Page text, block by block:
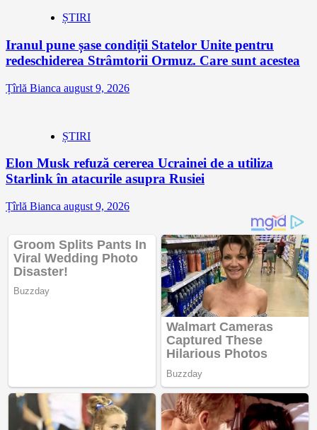
ȘTIRI
Iranul pune șase condiții Statelor Unite pentru
redeschiderea Strâmtorii Ormuz. Care sunt acestea
Țîrlă Bianca august 9, 2026
ȘTIRI
Elon Musk refuză cererea Ucrainei de a utiliza
Starlink în atacurile asupra Rusiei
Țîrlă Bianca august 9, 2026